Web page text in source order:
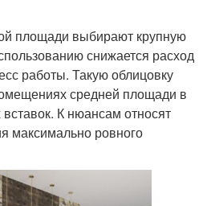
площади выбирают крупную
снижается расход
работы. Такую облицовку
средней площади в
К нюансам относят
максимально ровного